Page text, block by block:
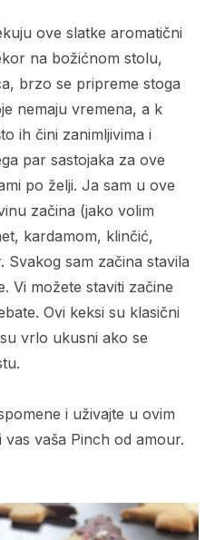
ove slatke aromatični
na božićnom stolu,
brzo se pripreme stoga
nemaju vremena, a k
ih čini zanimljivima i
par sastojaka za ove
po želji. Ja sam u ove
začina (jako volim
kardamom, klinčić,
Svakog sam začina stavila
Vi možete staviti začine
Ovi keksi su klasični
vrlo ukusni ako se
i uživajte u ovim
vas vaša Pinch od amour.